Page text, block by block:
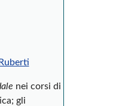
nei corsi di
gli